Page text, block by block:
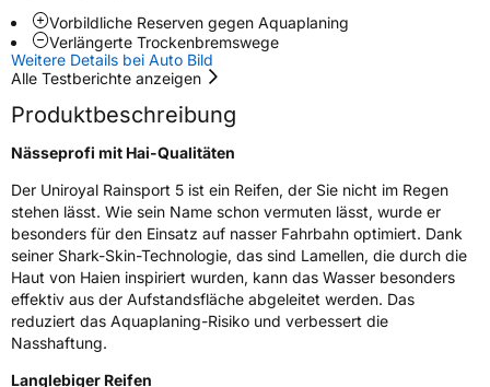
EU Label
EffizienzC
NasshaftungA
Rollgeräusch (Klasse)B
Rollgeräusch (dB)
72
FahrzeugklasseC1
3PMSF / Schneeflockensymbol / Alpine-Symbol
Vorbildliche Reserven gegen Aquaplaning
Verlängerte Trockenbremswege
Weitere Details bei Auto Bild
Alle Testberichte anzeigen
Produktbeschreibung
Nässeprofi mit Hai-Qualitäten
Der Uniroyal Rainsport 5 ist ein Reifen, der Sie nicht im Regen
stehen lässt. Wie sein Name schon vermuten lässt, wurde er
besonders für den Einsatz auf nasser Fahrbahn optimiert. Dank
seiner Shark-Skin-Technologie, das sind Lamellen, die durch die
Haut von Haien inspiriert wurden, kann das Wasser besonders
effektiv aus der Aufstandsfläche abgeleitet werden. Das
reduziert das Aquaplaning-Risiko und verbessert die
Nasshaftung.
Langlebiger Reifen